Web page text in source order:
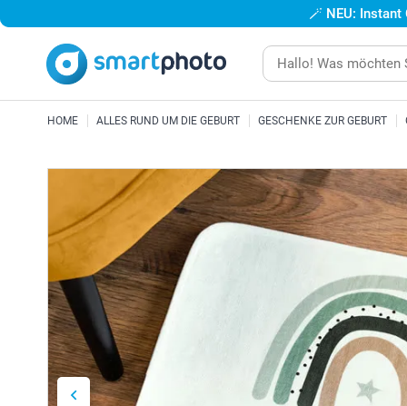
🪄 NEU:
HOME ALLES RUND UM DIE GEBURT GESCHENKE ZUR GEBURT